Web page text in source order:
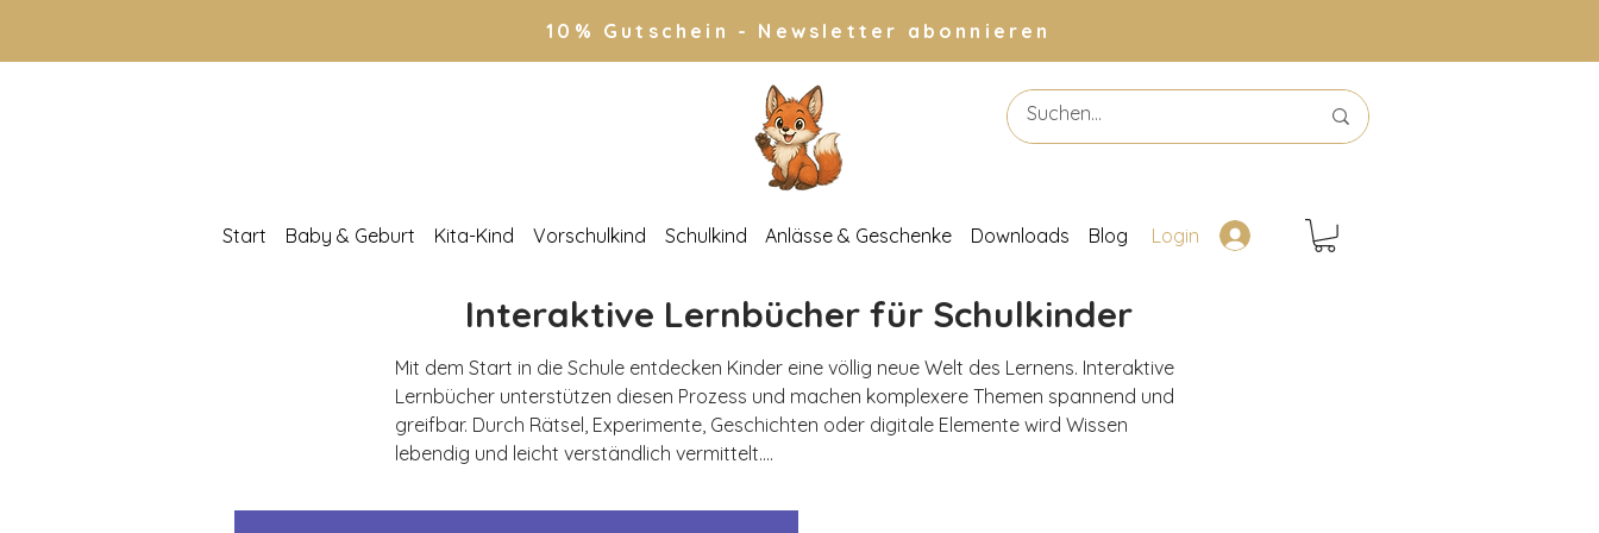
10% Gutschein - Newsletter abonnieren
Start Baby & Geburt Kita-Kind Vorschulkind Schulkind Anlässe & Geschenke Downloads Blog Login
Interaktive Lernbücher für Schulkinder
Mit dem Start in die Schule entdecken Kinder eine völlig neue Welt des Lernens. Interaktive
Lernbücher unterstützen diesen Prozess und machen komplexere Themen spannend und
greifbar. Durch Rätsel, Experimente, Geschichten oder digitale Elemente wird Wissen
lebendig und leicht verständlich vermittelt.
Spielerisch Lesen, Schreiben und Rechnen üben